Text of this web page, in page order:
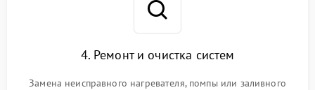
4. Ремонт и очистка систем
Замена неисправного нагревателя, помпы или заливного